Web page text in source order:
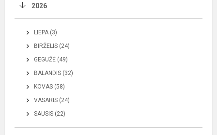
2026
LIEPA (3)
BIRŽELIS (24)
GEGUŽĖ (49)
BALANDIS (32)
KOVAS (58)
VASARIS (24)
SAUSIS (22)